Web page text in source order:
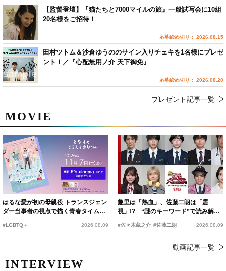
MOVIE
はるな愛が初の母親役 トランスジェン
ダー当事者の視点で描く青春タイムス
#LGBTQ＋ 2026.08.09
趣里は「熱血」、佐藤二朗は「霊
視」!? “謎のキーワード”で読み解く
『踊る大捜査線 N.E.W.』新メンバー
#佐々木蔵之介 #佐藤二朗 2026.08.09
動画記事一覧
INTERVIEW
【監督登壇】『猫たちと7000マイルの旅』一般試写会に10組
20名様をご招待！
応募締め切り： 2026.08.15
田村ツトム＆沙倉ゆうののサイン入りチェキを1名様にプレゼ
ント！／『心配無用ノ介 天下御免』
応募締め切り： 2026.08.20
プレゼント記事一覧